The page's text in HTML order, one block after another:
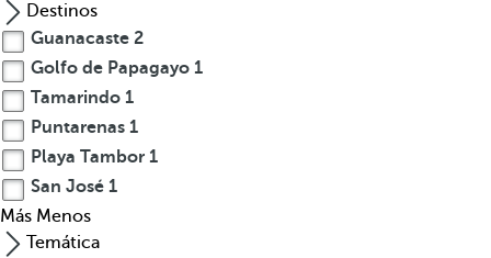
Destinos
Guanacaste 2
Golfo de Papagayo 1
Tamarindo 1
Puntarenas 1
Playa Tambor 1
San José 1
Más Menos
Temática
n
c
e
n
t
r
a
c